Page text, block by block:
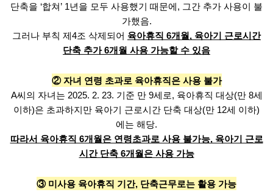
단축을 ‘합쳐’ 1년을 모두 사용했기 때문에, 그간 추가 사용이 불
가했음.
그러나 부칙 제4조 삭제되어 육아휴직 6개월, 육아기 근로시간
단축 추가 6개월 사용 가능할 수 있음
② 자녀 연령 초과로 육아휴직은 사용 불가
A씨의 자녀는 2025. 2. 23. 기준 만 9세로, 육아휴직 대상(만 8세
이하)은 초과하지만 육아기 근로시간 단축 대상(만 12세 이하)
에는 해당.
따라서 육아휴직 6개월은 연령초과로 사용 불가능, 육아기 근로
시간 단축 6개월은 사용 가능
③ 미사용 육아휴직 기간, 단축근무로는 활용 가능